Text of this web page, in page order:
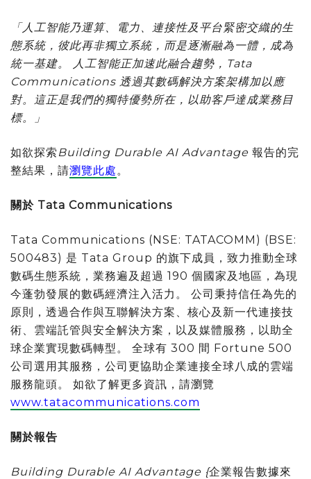
「人工智能乃運算、電力、連接性及平台緊密交織的生
態系統，彼此再非獨立系統，而是逐漸融為一體，成為
統一基建。 人工智能正加速此融合趨勢，Tata
Communications 透過其數碼解決方案架構加以應
對。這正是我們的獨特優勢所在，以助客戶達成業務目
標。」
如欲探索 Building Durable AI Advantage 報告的完
整結果，請瀏覽此處 。
關於 Tata Communications
Tata Communications (NSE: TATACOMM) (BSE:
500483) 是 Tata Group 的旗下成員，致力推動全球
數碼生態系統，業務遍及超過 190 個國家及地區，為現
今蓬勃發展的數碼經濟注入活力。 公司秉持信任為先的
原則，透過合作與互聯解決方案、核心及新一代連接技
術、雲端託管與安全解決方案，以及媒體服務，以助全
球企業實現數碼轉型。 全球有 300 間 Fortune 500
公司選用其服務，公司更協助企業連接全球八成的雲端
服務龍頭。 如欲了解更多資訊，請瀏覽
www.tatacommunications.com
關於報告
Building Durable AI Advantage {企業報告數據來